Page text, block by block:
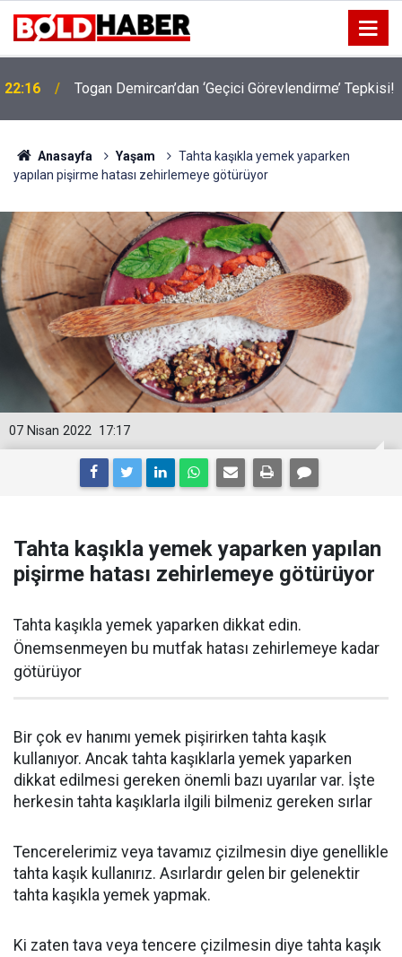
19:32 Sıcak Havalarda Ödem Şikayetini Hafife Almayın!
Anasayfa Yaşam
Tahta kaşıkla yemek yaparken
yapılan pişirme hatası zehirlemeye götürüyor
17:17
07 Nisan 2022
Tahta kaşıkla yemek yaparken yapılan
pişirme hatası zehirlemeye götürüyor
Tahta kaşıkla yemek yaparken dikkat edin.
Önemsenmeyen bu mutfak hatası zehirlemeye kadar
götürüyor
Bir çok ev hanımı yemek pişirirken tahta kaşık
kullanıyor. Ancak tahta kaşıklarla yemek yaparken
dikkat edilmesi gereken önemli bazı uyarılar var. İşte
herkesin tahta kaşıklarla ilgili bilmeniz gereken sırlar
Tencerelerimiz veya tavamız çizilmesin diye genellikle
tahta kaşık kullanırız. Asırlardır gelen bir gelenektir
tahta kaşıkla yemek yapmak.
Ki zaten tava veya tencere çizilmesin diye tahta kaşık